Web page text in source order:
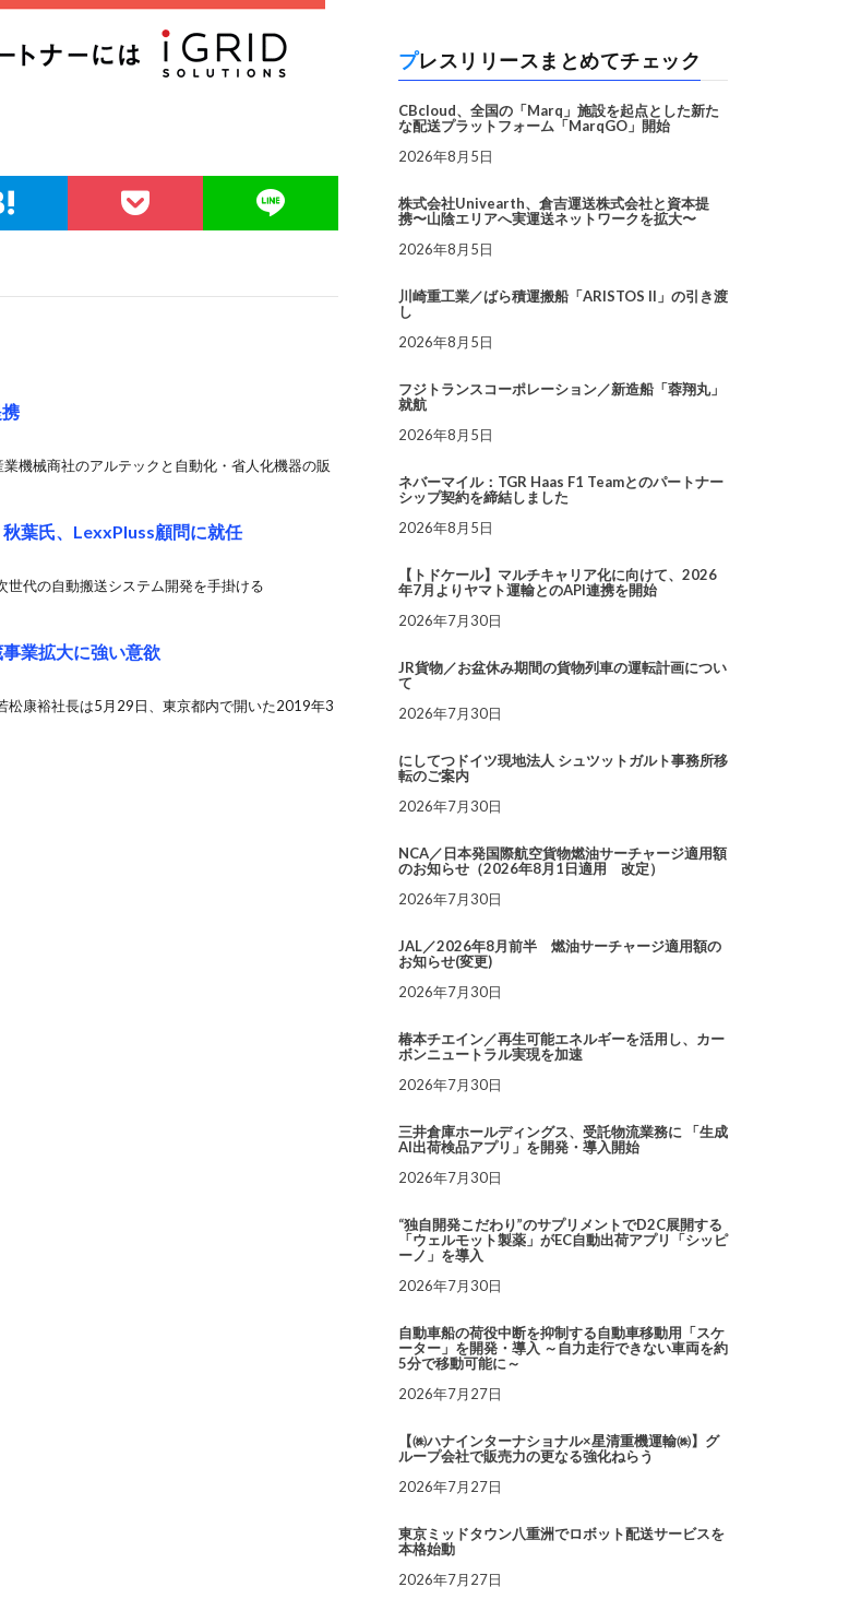
機械商社のアルテックと自動化・省人化機器の販
葉氏、LexxPluss顧問に就任
代の自動搬送システム開発を手掛ける
業拡大に強い意欲
松康裕社長は5月29日、東京都内で開いた2019年3
プレスリリースまとめてチェック
CBcloud、全国の「Marq」施設を起点とした新た
な配送プラットフォーム「MarqGO」開始
2026年8月5日
株式会社Univearth、倉吉運送株式会社と資本提
携〜山陰エリアへ実運送ネットワークを拡大〜
2026年8月5日
川崎重工業／ばら積運搬船「ARISTOS II」の引き渡
し
2026年8月5日
フジトランスコーポレーション／新造船「蓉翔丸」
就航
2026年8月5日
ネバーマイル：TGR Haas F1 Teamとのパートナー
シップ契約を締結しました
2026年8月5日
【トドケール】マルチキャリア化に向けて、2026
年7月よりヤマト運輸とのAPI連携を開始
2026年7月30日
JR貨物／お盆休み期間の貨物列車の運転計画につい
て
2026年7月30日
にしてつドイツ現地法人 シュツットガルト事務所移
転のご案内
2026年7月30日
NCA／日本発国際航空貨物燃油サーチャージ適用額
のお知らせ（2026年8月1日適用 改定）
2026年7月30日
JAL／2026年8月前半 燃油サーチャージ適用額の
お知らせ(変更)
2026年7月30日
椿本チエイン／再生可能エネルギーを活用し、カー
ボンニュートラル実現を加速
2026年7月30日
三井倉庫ホールディングス、受託物流業務に 「生成
AI出荷検品アプリ」を開発・導入開始
2026年7月30日
“独自開発こだわり”のサプリメントでD2C展開する
「ウェルモット製薬」がEC自動出荷アプリ「シッピ
ーノ」を導入
2026年7月30日
自動車船の荷役中断を抑制する自動車移動用「スケ
ーター」を開発・導入 ～自力走行できない車両を約
5分で移動可能に～
2026年7月27日
【㈱ハナインターナショナル×星清重機運輸㈱】グ
ループ会社で販売力の更なる強化ねらう
2026年7月27日
東京ミッドタウン八重洲でロボット配送サービスを
本格始動
2026年7月27日